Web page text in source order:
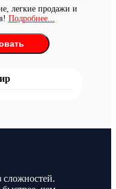
легкие продажи и
Подробнее...
сложностей.